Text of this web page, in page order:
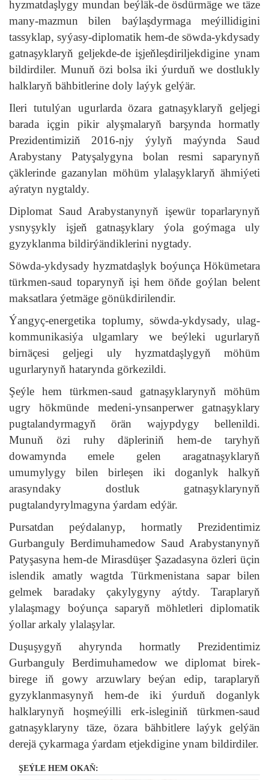
hyzmatdaşlygy mundan beýläk-de ösdürmäge we täze
many-mazmun bilen baýlaşdyrmaga meýillidigini
tassyklap, syýasy-diplomatik hem-de söwda-ykdysady
gatnaşyklaryň geljekde-de işjeňleşdiriljekdigine ynam
bildirdiler. Munuň özi bolsa iki ýurduň we dostlukly
halklaryň bähbitlerine doly laýyk gelýär.
Ileri tutulýan ugurlarda özara gatnaşyklaryň geljegi
barada içgin pikir alyşmalaryň barşynda hormatly
Prezidentimiziň 2016-njy ýylyň maýynda Saud
Arabystany Patyşalygyna bolan resmi saparynyň
çäklerinde gazanylan möhüm ylalaşyklaryň ähmiýeti
aýratyn nygtaldy.
Diplomat Saud Arabystanynyň işewür toparlarynyň
ysnyşykly işjeň gatnaşyklary ýola goýmaga uly
gyzyklanma bildirýändiklerini nygtady.
Söwda-ykdysady hyzmatdaşlyk boýunça Hökümetara
türkmen-saud toparynyň işi hem öňde goýlan belent
maksatlara ýetmäge gönükdirilendir.
Ýangyç-energetika toplumy, söwda-ykdysady, ulag-
kommunikasiýa ulgamlary we beýleki ugurlaryň
birnäçesi geljegi uly hyzmatdaşlygyň möhüm
ugurlarynyň hatarynda görkezildi.
Şeýle hem türkmen-saud gatnaşyklarynyň möhüm
ugry hökmünde medeni-ynsanperwer gatnaşyklary
pugtalandyrmagyň örän wajypdygy bellenildi.
Munuň özi ruhy däpleriniň hem-de taryhyň
dowamynda emele gelen aragatnaşyklaryň
umumylygy bilen birleşen iki doganlyk halkyň
arasyndaky dostluk gatnaşyklarynyň
pugtalandyrylmagyna ýardam edýär.
Pursatdan peýdalanyp, hormatly Prezidentimiz
Gurbanguly Berdimuhamedow Saud Arabystanynyň
Patyşasyna hem-de Mirasdüşer Şazadasyna özleri üçin
islendik amatly wagtda Türkmenistana sapar bilen
gelmek baradaky çakylygyny aýtdy. Taraplaryň
ylalaşmagy boýunça saparyň möhletleri diplomatik
ýollar arkaly ylalaşylar.
Duşuşygyň ahyrynda hormatly Prezidentimiz
Gurbanguly Berdimuhamedow we diplomat birek-
birege iň gowy arzuwlary beýan edip, taraplaryň
gyzyklanmasynyň hem-de iki ýurduň doganlyk
halklarynyň hoşmeýilli erk-isleginiň türkmen-saud
gatnaşyklaryny täze, özara bähbitlere laýyk gelýän
derejä çykarmaga ýardam etjekdigine ynam bildirdiler.
ŞEÝLE HEM OKAŇ: